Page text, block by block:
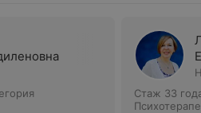
Стаж 33